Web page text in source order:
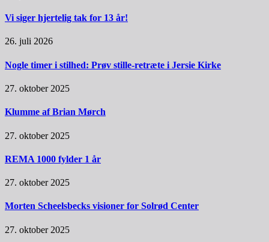
Vi siger hjertelig tak for 13 år!
26. juli 2026
Nogle timer i stilhed: Prøv stille-retræte i Jersie Kirke
27. oktober 2025
Klumme af Brian Mørch
27. oktober 2025
REMA 1000 fylder 1 år
27. oktober 2025
Morten Scheelsbecks visioner for Solrød Center
27. oktober 2025